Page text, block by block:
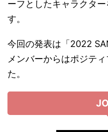
ーフとしたキャラクタ
す。
今回の発表は「2022
メンバーからはポジテ
た。